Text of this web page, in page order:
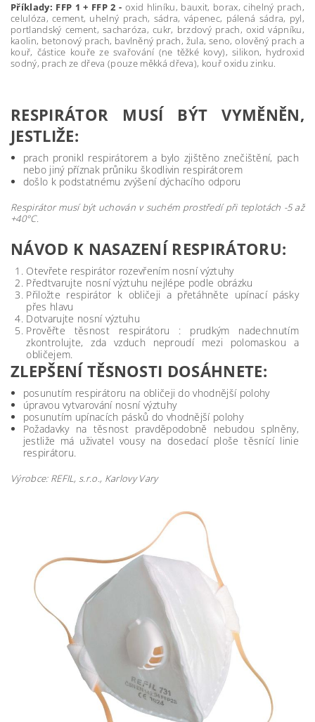
Příklady: FFP 1 + FFP 2 - oxid hliníku, bauxit, borax, cihelný prach,
celulóza, cement, uhelný prach, sádra, vápenec, pálená sádra, pyl,
portlandský cement, sacharóza, cukr, brzdový prach, oxid vápníku,
kaolin, betonový prach, bavlněný prach, žula, seno, olověný prach a
kouř, částice kouře ze svařování (ne těžké kovy), silikon, hydroxid
sodný, prach ze dřeva (pouze měkká dřeva), kouř oxidu zinku.
RESPIRÁTOR MUSÍ BÝT VYMĚNĚN,
JESTLIŽE:
prach pronikl respirátorem a bylo zjištěno znečištění, pach
nebo jiný příznak průniku škodlivin respirátorem
došlo k podstatnému zvýšení dýchacího odporu
Respirátor musí být uchován v suchém prostředí při teplotách -5 až
+40°C.
NÁVOD K NASAZENÍ RESPIRÁTORU:
Otevřete respirátor rozevřením nosní výztuhy
Předtvarujte nosní výztuhu nejlépe podle obrázku
Přiložte respirátor k obličeji a přetáhněte upínací pásky
přes hlavu
Dotvarujte nosní výztuhu
Prověřte těsnost respirátoru : prudkým nadechnutím
zkontrolujte, zda vzduch neproudí mezi polomaskou a
obličejem.
ZLEPŠENÍ TĚSNOSTI DOSÁHNETE:
posunutím respirátoru na obličeji do vhodnější polohy
úpravou vytvarování nosní výztuhy
posunutím upínacích pásků do vhodnější polohy
Požadavky na těsnost pravděpodobně nebudou splněny,
jestliže má uživatel vousy na dosedací ploše těsnící linie
respirátoru.
Výrobce: REFIL, s.r.o., Karlovy Vary